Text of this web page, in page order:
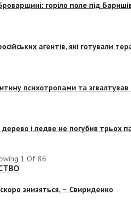
горіло поле під
агентів, які готували
психотропами та
і ледве не погубив трьох
1 Of 86
знизяться, – Свириденко